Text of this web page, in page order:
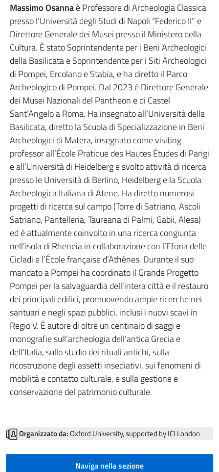
Massimo Osannaè Professore di Archeologia Classica
presso l’Università degli Studi di Napoli “Federico II” e
Direttore Generale dei Musei presso il Ministero della
Cultura. È stato Soprintendente per i Beni Archeologici
della Basilicata e Soprintendente per i Siti Archeologici
di Pompei, Ercolano e Stabia, e ha diretto il Parco
Archeologico di Pompei. Dal 2023 è Direttore Generale
dei Musei Nazionali del Pantheon e di Castel
Sant’Angelo a Roma. Ha insegnato all’Università della
Basilicata, diretto la Scuola di Specializzazione in Beni
Archeologici di Matera, insegnato come visiting
professor all’École Pratique des Hautes Études di Parigi
e all’Università di Heidelberg e svolto attività di ricerca
presso le Università di Berlino, Heidelberg e la Scuola
Archeologica Italiana di Atene. Ha diretto numerosi
progetti di ricerca sul campo (Torre di Satriano, Ascoli
Satriano, Pantelleria, Taureana di Palmi, Gabii, Alesa)
ed è attualmente coinvolto in una ricerca congiunta
nell’isola di Rheneia in collaborazione con l’Eforia delle
Cicladi e l’École française d’Athènes. Durante il suo
mandato a Pompei ha coordinato il Grande Progetto
Pompei per la salvaguardia dell’intera città e il restauro
dei principali edifici, promuovendo ampie ricerche nei
santuari e negli spazi pubblici, inclusi i nuovi scavi in
Regio V. È autore di oltre un centinaio di saggi e
monografie sull’archeologia dell’antica Grecia e
dell’Italia, sullo studio dei rituali antichi, sulla
ricostruzione degli assetti insediativi, sui fenomeni di
mobilità e contatto culturale, e sulla gestione e
conservazione del patrimonio culturale.
Organizzato da:Oxford University, supported by ICI London
Naviga nella sezione